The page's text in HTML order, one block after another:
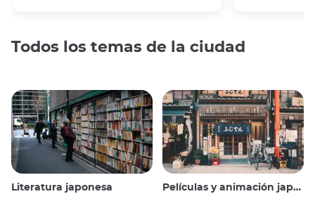
Todos los temas de la ciudad
Literatura japonesa Películas y animación japonesas